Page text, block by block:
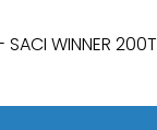
WINNER 200T